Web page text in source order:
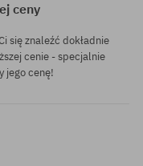
ceny
się znaleźć dokładnie
cenie - specjalnie
jego cenę!